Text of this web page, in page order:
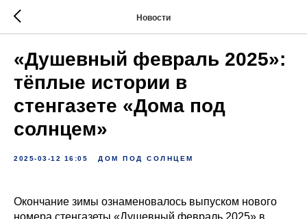
Новости
«Душевный февраль 2025»:
тёплые истории в
стенгазете «Дома под
солнцем»
2025-03-12 16:05 ДОМ ПОД СОЛНЦЕМ
Окончание зимы ознаменовалось выпуском нового
номера стенгазеты «Душевный февраль 2025» в